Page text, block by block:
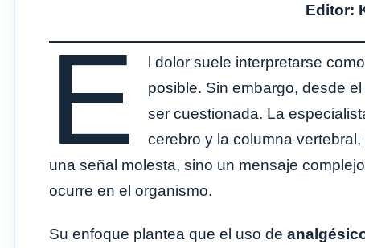
Editor:
E
l dolor suele interpretarse
posible. Sin embargo, desde
ser cuestionada. La
cerebro y la columna
una señal molesta, sino un mensaje
ocurre en el organismo.
Su enfoque plantea que el uso de